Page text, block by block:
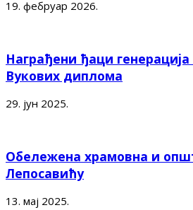
19. фебруар 2026.
Награђени ђаци
Вукових диплома
29. јун 2025.
Обележена храмовна и
Лепосавићу
13. мај 2025.